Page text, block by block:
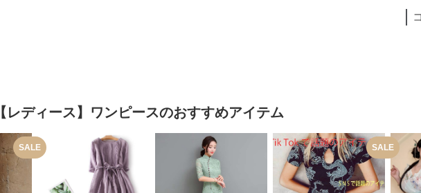
【レディース】ワンピースのおすすめアイテム
SALE SALE